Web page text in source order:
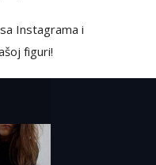
Instagrama i
figuri!